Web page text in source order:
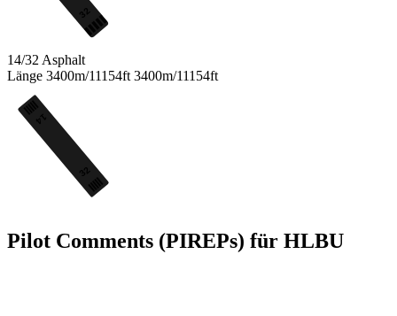
32
14/32Asphalt
Länge 3400m/11154ft 3400m/11154ft
32
14
Pilot Comments (PIREPs) für HLBU